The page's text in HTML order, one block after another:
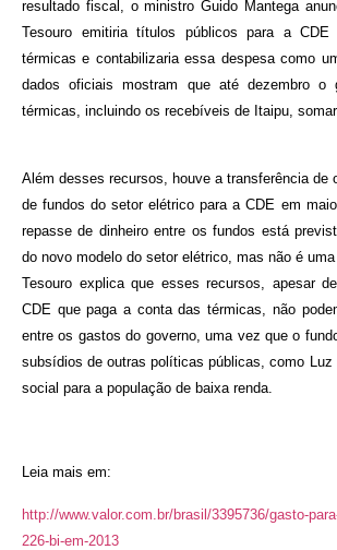
resultado fiscal, o ministro Guido Mantega
Tesouro emitiria títulos públicos para a
térmicas e contabilizaria essa despesa como
dados oficiais mostram que até dezembro
térmicas, incluindo os recebíveis de Itaipu,
Além desses recursos, houve a transferência de
de fundos do setor elétrico para a CDE em
repasse de dinheiro entre os fundos está
do novo modelo do setor elétrico, mas não é
Tesouro explica que esses recursos, apesar
CDE que paga a conta das térmicas, não
entre os gastos do governo, uma vez que o
subsídios de outras políticas públicas, como Luz
social para a população de baixa renda.
Leia mais em:
http://www.valor.com.br/brasil/3395736/gasto-
226-bi-em-2013